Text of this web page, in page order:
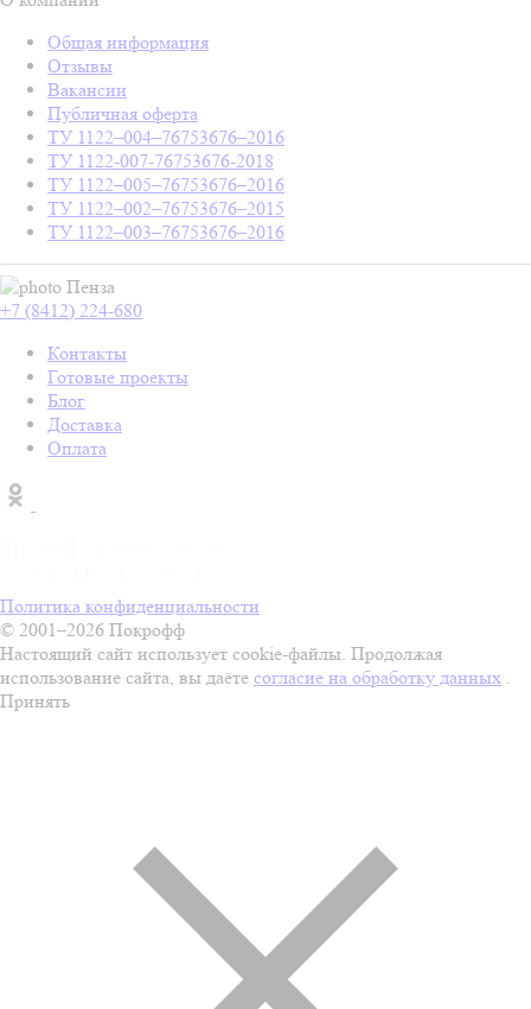
Общая информация
Отзывы
Вакансии
Публичная оферта
ТУ 1122–004–76753676–2016
ТУ 1122-007-76753676-2018
ТУ 1122–005–76753676–2016
ТУ 1122–002–76753676–2015
ТУ 1122–003–76753676–2016
Пенза
+7 (8412) 224-680
Контакты
Готовые проекты
Блог
Доставка
Оплата
Политика конфиденциальности
© 2001–2026 Покрофф
Настоящий сайт использует cookie-файлы. Продолжая
использование сайта, вы даёте согласие на обработку данных .
Принять